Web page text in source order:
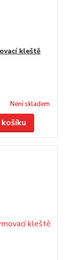
kleště
Není skladem